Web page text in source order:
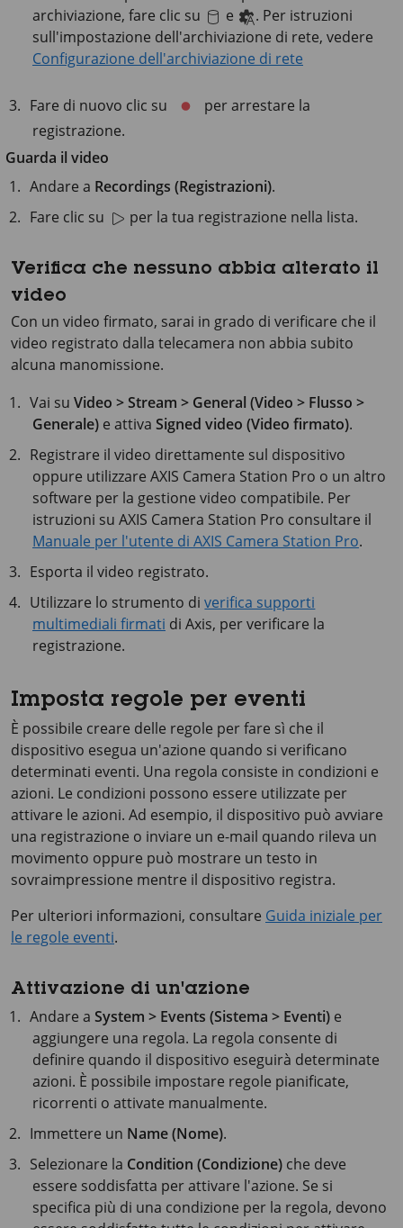
archiviazione, fare clic su
e
. Per istruzioni
sull'impostazione dell'archiviazione di rete, vedere
Configurazione dell'archiviazione di rete
Fare di nuovo clic su
per arrestare la
registrazione.
Guarda il video
Andare a Recordings (Registrazioni).
Fare clic su
per la tua registrazione nella lista.
Verifica che nessuno abbia alterato il
video
Con un video firmato, sarai in grado di verificare che il
video registrato dalla telecamera non abbia subito
alcuna manomissione.
Vai suVideo > Stream > General (Video > Flusso >
Generale) e attiva Signed video (Video firmato).
Registrare il video direttamente sul dispositivo
oppure utilizzare AXIS Camera Station Pro o un altro
software per la gestione video compatibile. Per
istruzioni su AXIS Camera Station Pro consultare il
Manuale per l'utente di AXIS Camera Station Pro.
Esporta il video registrato.
Utilizzare lo strumento diverifica supporti
multimediali firmati di Axis, per verificare la
registrazione.
Imposta regole per eventi
È possibile creare delle regole per fare sì che il
dispositivo esegua un'azione quando si verificano
determinati eventi. Una regola consiste in condizioni e
azioni. Le condizioni possono essere utilizzate per
attivare le azioni. Ad esempio, il dispositivo può avviare
una registrazione o inviare un e-mail quando rileva un
movimento oppure può mostrare un testo in
sovraimpressione mentre il dispositivo registra.
Per ulteriori informazioni, consultare Guida iniziale per
le regole eventi.
Attivazione di un'azione
Andare aSystem > Events (Sistema > Eventi) e
aggiungere una regola. La regola consente di
definire quando il dispositivo eseguirà determinate
azioni. È possibile impostare regole pianificate,
ricorrenti o attivate manualmente.
Immettere un Name (Nome).
Selezionare la Condition (Condizione) che deve
essere soddisfatta per attivare l'azione. Se si
specifica più di una condizione per la regola, devono